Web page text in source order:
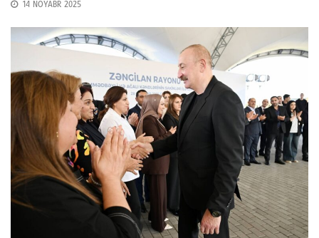
14 NOYABR 2025